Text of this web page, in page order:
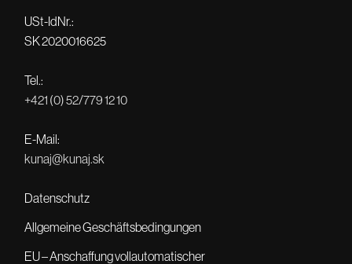
USt-IdNr.:
SK 2020016625
Tel.:
+421 (0) 52/779 12 10
E-Mail:
kunaj@kunaj.sk
Datenschutz
Allgemeine Geschäftsbedingungen
EU – Anschaffung vollautomatischer